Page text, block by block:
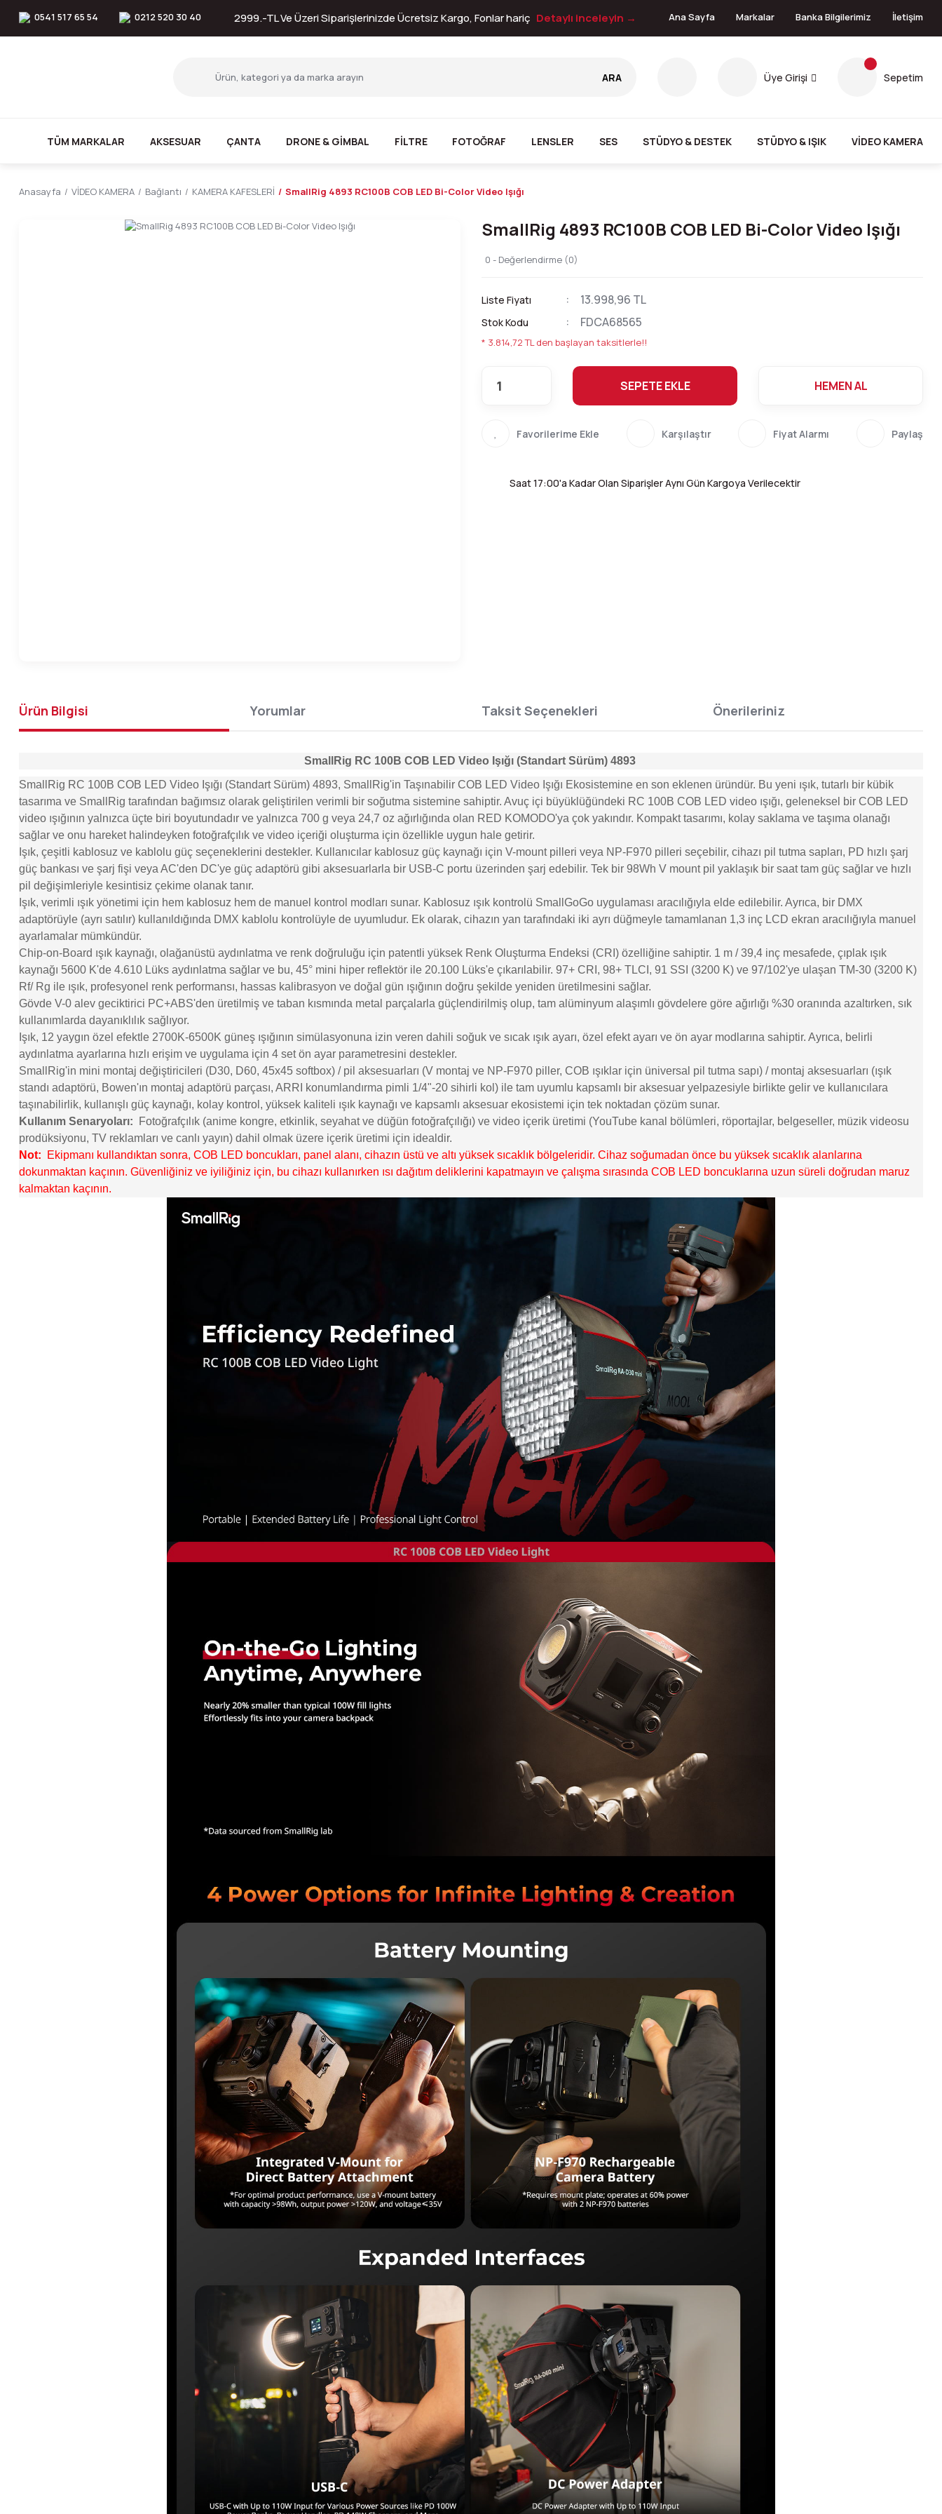
0541 517 65 54 0212 520 30 40 2999.-TL Ve Üzeri Siparişlerinizde Ücretsiz Kargo, Fonlar hariç Detaylı inceleyin → Ana Sayfa Markalar Banka Bilgilerimiz İletişim
ARA Üye Girişi Sepetim
TÜM MARKALAR AKSESUAR ÇANTA DRONE & GİMBAL FİLTRE FOTOĞRAF LENSLER SES STÜDYO & DESTEK STÜDYO & IŞIK VİDEO KAMERA
Anasayfa VİDEO KAMERA Bağlantı KAMERA KAFESLERİ SmallRig 4893 RC100B COB LED Bi-Color Video Işığı
SmallRig 4893 RC100B COB LED Bi-Color Video Işığı
0 - Değerlendirme (0)
Liste Fiyatı 13.998,96 TL
Stok Kodu FDCA68565
* 3.814,72 TL den başlayan taksitlerle!!
SEPETE EKLE HEMEN AL
Karşılaştır Fiyat Alarmı Paylaş
Saat 17:00'a Kadar Olan Siparişler Aynı Gün Kargoya Verilecektir
Ürün Bilgisi Yorumlar Taksit Seçenekleri Önerileriniz
SmallRig RC 100B COB LED Video Işığı (Standart Sürüm) 4893
SmallRig RC 100B COB LED Video Işığı (Standart Sürüm) 4893, SmallRig'in Taşınabilir COB LED Video Işığı Ekosistemine en son eklenen üründür. Bu yeni ışık, tutarlı bir kübik
tasarıma ve SmallRig tarafından bağımsız olarak geliştirilen verimli bir soğutma sistemine sahiptir. Avuç içi büyüklüğündeki RC 100B COB LED video ışığı, geleneksel bir COB LED
video ışığının yalnızca üçte biri boyutundadır ve yalnızca 700 g veya 24,7 oz ağırlığında olan RED KOMODO'ya çok yakındır. Kompakt tasarımı, kolay saklama ve taşıma olanağı
sağlar ve onu hareket halindeyken fotoğrafçılık ve video içeriği oluşturma için özellikle uygun hale getirir.
Işık, çeşitli kablosuz ve kablolu güç seçeneklerini destekler. Kullanıcılar kablosuz güç kaynağı için V-mount pilleri veya NP-F970 pilleri seçebilir, cihazı pil tutma sapları, PD hızlı şarj
güç bankası ve şarj fişi veya AC'den DC'ye güç adaptörü gibi aksesuarlarla bir USB-C portu üzerinden şarj edebilir. Tek bir 98Wh V mount pil yaklaşık bir saat tam güç sağlar ve hızlı
pil değişimleriyle kesintisiz çekime olanak tanır.
Işık, verimli ışık yönetimi için hem kablosuz hem de manuel kontrol modları sunar. Kablosuz ışık kontrolü SmallGoGo uygulaması aracılığıyla elde edilebilir. Ayrıca, bir DMX
adaptörüyle (ayrı satılır) kullanıldığında DMX kablolu kontrolüyle de uyumludur. Ek olarak, cihazın yan tarafındaki iki ayrı düğmeyle tamamlanan 1,3 inç LCD ekran aracılığıyla manuel
ayarlamalar mümkündür.
Chip-on-Board ışık kaynağı, olağanüstü aydınlatma ve renk doğruluğu için patentli yüksek Renk Oluşturma Endeksi (CRI) özelliğine sahiptir. 1 m / 39,4 inç mesafede, çıplak ışık
kaynağı 5600 K'de 4.610 Lüks aydınlatma sağlar ve bu, 45° mini hiper reflektör ile 20.100 Lüks'e çıkarılabilir. 97+ CRI, 98+ TLCI, 91 SSI (3200 K) ve 97/102'ye ulaşan TM-30 (3200 K)
Rf/ Rg ile ışık, profesyonel renk performansı, hassas kalibrasyon ve doğal gün ışığının doğru şekilde yeniden üretilmesini sağlar.
Gövde V-0 alev geciktirici PC+ABS'den üretilmiş ve taban kısmında metal parçalarla güçlendirilmiş olup, tam alüminyum alaşımlı gövdelere göre ağırlığı %30 oranında azaltırken, sık
kullanımlarda dayanıklılık sağlıyor.
Işık, 12 yaygın özel efektle 2700K-6500K güneş ışığının simülasyonuna izin veren dahili soğuk ve sıcak ışık ayarı, özel efekt ayarı ve ön ayar modlarına sahiptir. Ayrıca, belirli
aydınlatma ayarlarına hızlı erişim ve uygulama için 4 set ön ayar parametresini destekler.
SmallRig'in mini montaj değiştiricileri (D30, D60, 45x45 softbox) / pil aksesuarları (V montaj ve NP-F970 piller, COB ışıklar için üniversal pil tutma sapı) / montaj aksesuarları (ışık
standı adaptörü, Bowen'ın montaj adaptörü parçası, ARRI konumlandırma pimli 1/4"-20 sihirli kol) ile tam uyumlu kapsamlı bir aksesuar yelpazesiyle birlikte gelir ve kullanıcılara
taşınabilirlik, kullanışlı güç kaynağı, kolay kontrol, yüksek kaliteli ışık kaynağı ve kapsamlı aksesuar ekosistemi için tek noktadan çözüm sunar.
Kullanım Senaryoları:
Fotoğrafçılık (anime kongre, etkinlik, seyahat ve düğün fotoğrafçılığı) ve video içerik üretimi (YouTube kanal bölümleri, röportajlar, belgeseller, müzik videosu
prodüksiyonu, TV reklamları ve canlı yayın) dahil olmak üzere içerik üretimi için idealdir.
Not:
Ekipmanı kullandıktan sonra, COB LED boncukları, panel alanı, cihazın üstü ve altı yüksek sıcaklık bölgeleridir. Cihaz soğumadan önce bu yüksek sıcaklık alanlarına
dokunmaktan kaçının. Güvenliğiniz ve iyiliğiniz için, bu cihazı kullanırken ısı dağıtım deliklerini kapatmayın ve çalışma sırasında COB LED boncuklarına uzun süreli doğrudan maruz
kalmaktan kaçının.